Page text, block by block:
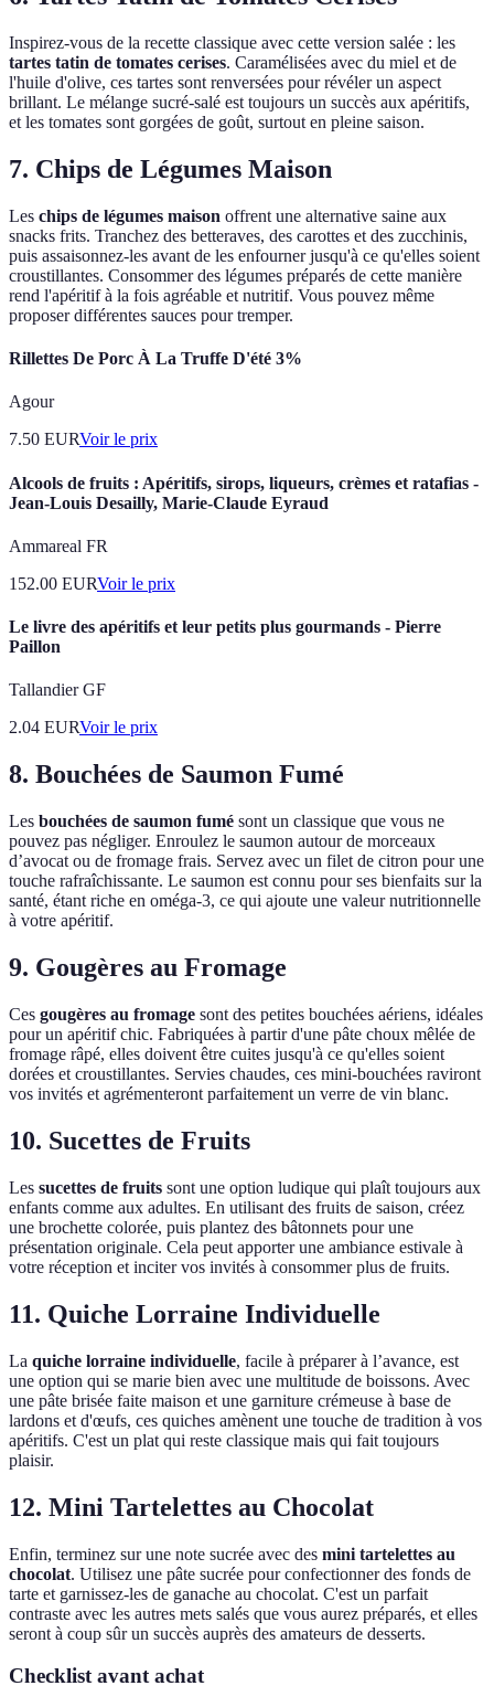
Inspirez-vous de la recette classique avec cette version salée : les
tartes tatin de tomates cerises. Caramélisées avec du miel et de
l'huile d'olive, ces tartes sont renversées pour révéler un aspect
brillant. Le mélange sucré-salé est toujours un succès aux apéritifs,
et les tomates sont gorgées de goût, surtout en pleine saison.
7. Chips de Légumes Maison
Les chips de légumes maison offrent une alternative saine aux
snacks frits. Tranchez des betteraves, des carottes et des zucchinis,
puis assaisonnez-les avant de les enfourner jusqu'à ce qu'elles soient
croustillantes. Consommer des légumes préparés de cette manière
rend l'apéritif à la fois agréable et nutritif. Vous pouvez même
proposer différentes sauces pour tremper.
Rillettes De Porc À La Truffe D'été 3%
Agour
7.50 EURVoir le prix
Alcools de fruits : Apéritifs, sirops, liqueurs, crèmes et ratafias -
Jean-Louis Desailly, Marie-Claude Eyraud
Ammareal FR
152.00 EURVoir le prix
Le livre des apéritifs et leur petits plus gourmands - Pierre
Paillon
Tallandier GF
2.04 EURVoir le prix
8. Bouchées de Saumon Fumé
Les bouchées de saumon fumé sont un classique que vous ne
pouvez pas négliger. Enroulez le saumon autour de morceaux
d’avocat ou de fromage frais. Servez avec un filet de citron pour une
touche rafraîchissante. Le saumon est connu pour ses bienfaits sur la
santé, étant riche en oméga-3, ce qui ajoute une valeur nutritionnelle
à votre apéritif.
9. Gougères au Fromage
Ces gougères au fromage sont des petites bouchées aériens, idéales
pour un apéritif chic. Fabriquées à partir d'une pâte choux mêlée de
fromage râpé, elles doivent être cuites jusqu'à ce qu'elles soient
dorées et croustillantes. Servies chaudes, ces mini-bouchées raviront
vos invités et agrémenteront parfaitement un verre de vin blanc.
10. Sucettes de Fruits
Les sucettes de fruits sont une option ludique qui plaît toujours aux
enfants comme aux adultes. En utilisant des fruits de saison, créez
une brochette colorée, puis plantez des bâtonnets pour une
présentation originale. Cela peut apporter une ambiance estivale à
votre réception et inciter vos invités à consommer plus de fruits.
11. Quiche Lorraine Individuelle
La quiche lorraine individuelle, facile à préparer à l’avance, est
une option qui se marie bien avec une multitude de boissons. Avec
une pâte brisée faite maison et une garniture crémeuse à base de
lardons et d'œufs, ces quiches amènent une touche de tradition à vos
apéritifs. C'est un plat qui reste classique mais qui fait toujours
plaisir.
12. Mini Tartelettes au Chocolat
Enfin, terminez sur une note sucrée avec des mini tartelettes au
chocolat. Utilisez une pâte sucrée pour confectionner des fonds de
tarte et garnissez-les de ganache au chocolat. C'est un parfait
contraste avec les autres mets salés que vous aurez préparés, et elles
seront à coup sûr un succès auprès des amateurs de desserts.
Checklist avant achat